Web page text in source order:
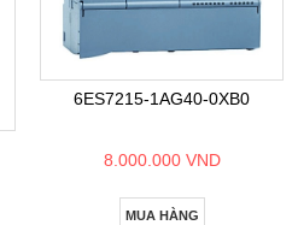
6ES7215-1AG40-0XB0
8.000.000 VND
MUA HÀNG